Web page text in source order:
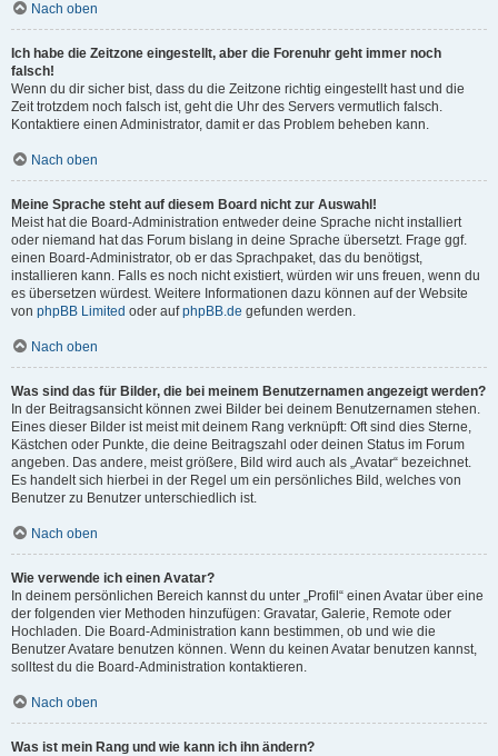
Nach oben
Ich habe die Zeitzone eingestellt, aber die Forenuhr geht immer noch
falsch!
Wenn du dir sicher bist, dass du die Zeitzone richtig eingestellt hast und die
Zeit trotzdem noch falsch ist, geht die Uhr des Servers vermutlich falsch.
Kontaktiere einen Administrator, damit er das Problem beheben kann.
Nach oben
Meine Sprache steht auf diesem Board nicht zur Auswahl!
Meist hat die Board-Administration entweder deine Sprache nicht installiert
oder niemand hat das Forum bislang in deine Sprache übersetzt. Frage ggf.
einen Board-Administrator, ob er das Sprachpaket, das du benötigst,
installieren kann. Falls es noch nicht existiert, würden wir uns freuen, wenn du
es übersetzen würdest. Weitere Informationen dazu können auf der Website
von phpBB Limited oder aufphpBB.de gefunden werden.
Nach oben
Was sind das für Bilder, die bei meinem Benutzernamen angezeigt werden?
In der Beitragsansicht können zwei Bilder bei deinem Benutzernamen stehen.
Eines dieser Bilder ist meist mit deinem Rang verknüpft: Oft sind dies Sterne,
Kästchen oder Punkte, die deine Beitragszahl oder deinen Status im Forum
angeben. Das andere, meist größere, Bild wird auch als „Avatar“ bezeichnet.
Es handelt sich hierbei in der Regel um ein persönliches Bild, welches von
Benutzer zu Benutzer unterschiedlich ist.
Nach oben
Wie verwende ich einen Avatar?
In deinem persönlichen Bereich kannst du unter „Profil“ einen Avatar über eine
der folgenden vier Methoden hinzufügen: Gravatar, Galerie, Remote oder
Hochladen. Die Board-Administration kann bestimmen, ob und wie die
Benutzer Avatare benutzen können. Wenn du keinen Avatar benutzen kannst,
solltest du die Board-Administration kontaktieren.
Nach oben
Was ist mein Rang und wie kann ich ihn ändern?